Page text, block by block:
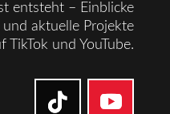
entsteht – Einblicke
aktuelle Projekte
TikTok und YouTube.